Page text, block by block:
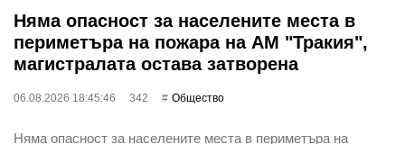
Няма опасност за населените места в
периметъра на пожара на АМ "Тракия",
магистралата остава затворена
06.08.2026 18:45:46 342 Общество
Няма опасност за населените места в периметъра на